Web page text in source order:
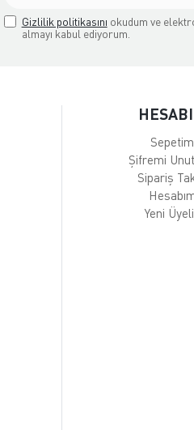
Gizlilik politikasını okudum ve
almayı kabul ediyorum.
Sepetim
Şifremi
Sipariş
Yeni